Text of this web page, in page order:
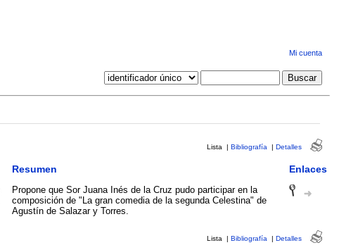
Mi cuenta
Lista | Bibliografía | Detalles
Resumen Enlaces
Propone que Sor Juana Inés de la Cruz pudo participar en la
composición de "La gran comedia de la segunda Celestina" de
Agustín de Salazar y Torres.
Lista | Bibliografía | Detalles